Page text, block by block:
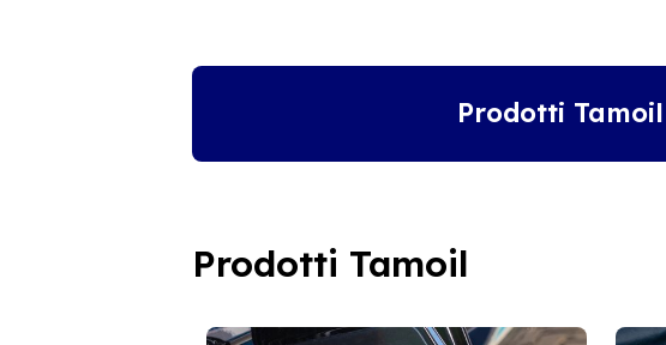
Prodotti Tamoil
Prodotti Tamoil